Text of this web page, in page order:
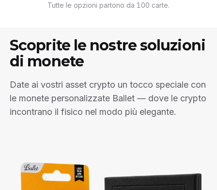
Tutte le opzioni partono da 100 carte.
Scoprite le nostre soluzioni
di monete
Date ai vostri asset crypto un tocco speciale con
le monete personalizzate Ballet — dove le crypto
incontrano il fisico nel modo più elegante.